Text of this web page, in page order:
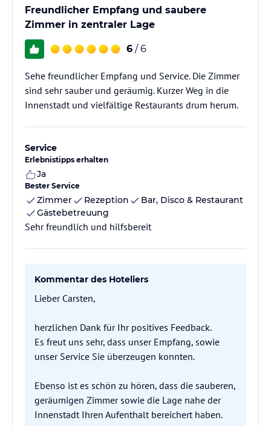
Freundlicher Empfang und saubere
Zimmer in zentraler Lage
6 / 6
Sehe freundlicher Empfang und Service. Die Zimmer
sind sehr sauber und geräumig. Kurzer Weg in die
Innenstadt und vielfältige Restaurants drum herum.
Service
Erlebnistipps erhalten
Ja
Bester Service
Zimmer Rezeption
Bar, Disco & Restaurant
Gästebetreuung
Sehr freundlich und hilfsbereit
Kommentar des Hoteliers
Lieber Carsten,
herzlichen Dank für Ihr positives Feedback.
Es freut uns sehr, dass unser Empfang, sowie
unser Service Sie überzeugen konnten.
Ebenso ist es schön zu hören, dass die sauberen,
geräumigen Zimmer sowie die Lage nahe der
Innenstadt Ihren Aufenthalt bereichert haben.